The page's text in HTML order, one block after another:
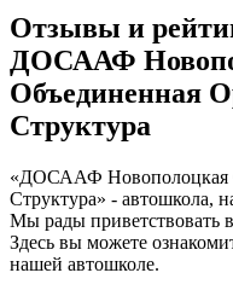
Отзывы и
ДОСААФ
Объединенная
Структура
«ДОСААФ Новополоцкая
Структура» - автошкола,
Мы рады приветствовать
Здесь вы можете
нашей автошколе.